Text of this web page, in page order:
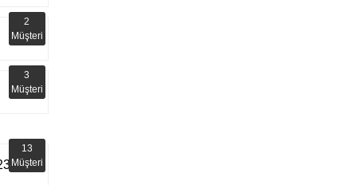
2
Müşteri
3
Müşteri
13
Müşteri